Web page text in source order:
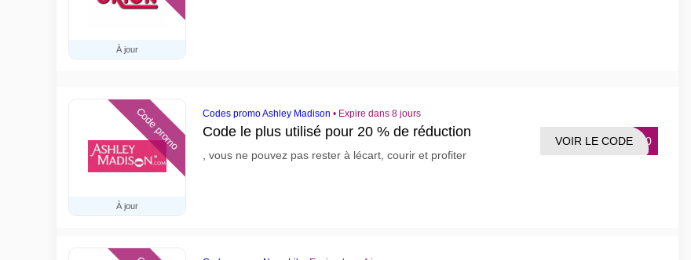
À jour
À jour
Code promo Codes promo Ashley Madison • Expire dans 8 jours
Code le plus utilisé pour 20 % de réduction
, vous ne pouvez pas rester à lécart, courir et profiter
RA20
VOIR LE CODE